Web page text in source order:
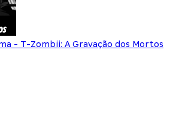
- T-Zombii: A Gravação dos Mortos